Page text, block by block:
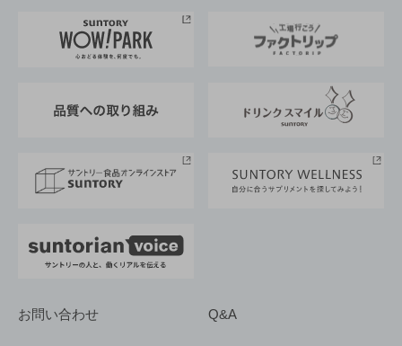
地域情報
サントリーサンバーズ大阪
サントリーが考えるサステナビリティ経営
企業概要
採用情報
お問い合わせ Q&A